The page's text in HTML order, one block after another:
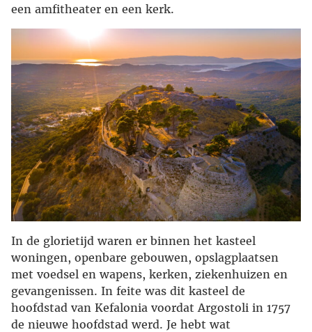
een amfitheater en een kerk.
In de glorietijd waren er binnen het kasteel
woningen, openbare gebouwen, opslagplaatsen
met voedsel en wapens, kerken, ziekenhuizen en
gevangenissen. In feite was dit kasteel de
hoofdstad van Kefalonia voordat Argostoli in 1757
de nieuwe hoofdstad werd. Je hebt wat